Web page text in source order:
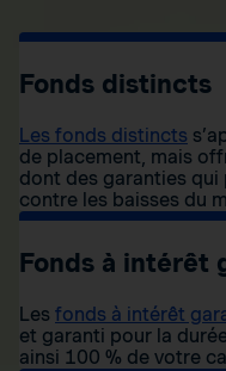
Fonds distincts
Les fonds distincts
de placement, mais
dont des garanties
contre les baisses du
Fonds à intérêt
Les fonds à intérêt
et garanti pour la
ainsi 100 % de votre